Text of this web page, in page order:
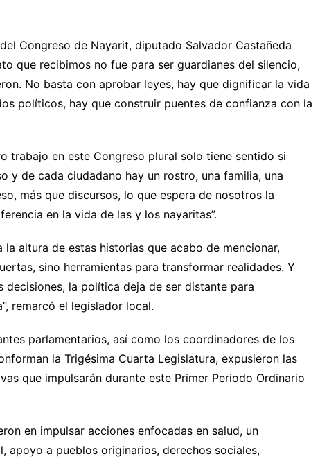
Congreso de Nayarit, diputado Salvador Castañeda
que recibimos no fue para ser guardianes del silencio,
No basta con aprobar leyes, hay que dignificar la vida
políticos, hay que construir puentes de confianza con la
trabajo en este Congreso plural solo tiene sentido si
y de cada ciudadano hay un rostro, una familia, una
más que discursos, lo que espera de nosotros la
en la vida de las y los nayaritas”.
la altura de estas historias que acabo de mencionar,
sino herramientas para transformar realidades. Y
decisiones, la política deja de ser distante para
remarcó el legislador local.
parlamentarios, así como los coordinadores de los
la Trigésima Cuarta Legislatura, expusieron las
que impulsarán durante este Primer Periodo Ordinario
en impulsar acciones enfocadas en salud, un
apoyo a pueblos originarios, derechos sociales,